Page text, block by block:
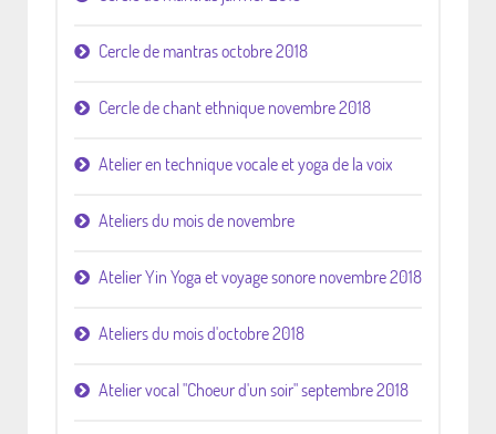
Cercle de mantras octobre 2018
Cercle de chant ethnique novembre 2018
Atelier en technique vocale et yoga de la voix
Ateliers du mois de novembre
Atelier Yin Yoga et voyage sonore novembre 2018
Ateliers du mois d'octobre 2018
Atelier vocal "Choeur d'un soir" septembre 2018